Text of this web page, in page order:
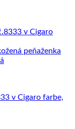
v Cigaro farbe,